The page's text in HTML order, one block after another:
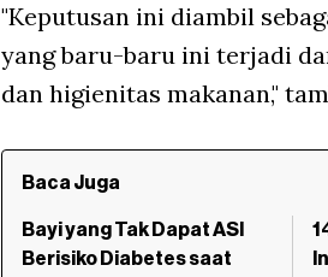
"Keputusan ini diambil
yang baru-baru ini terjadi
dan higienitas makanan,"
Baca Juga
Bayi yang Tak Dapat ASI
Berisiko Diabetes saat